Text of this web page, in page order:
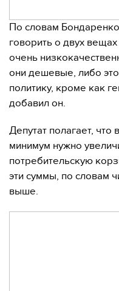
По словам
говорить о двух
очень
они дешевые, либо
политику, кроме как
добавил он.
Депутат полагает,
минимум нужно
потребительскую
эти суммы, по словам
выше.